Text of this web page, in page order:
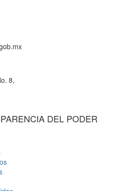
8,
DEL PODER